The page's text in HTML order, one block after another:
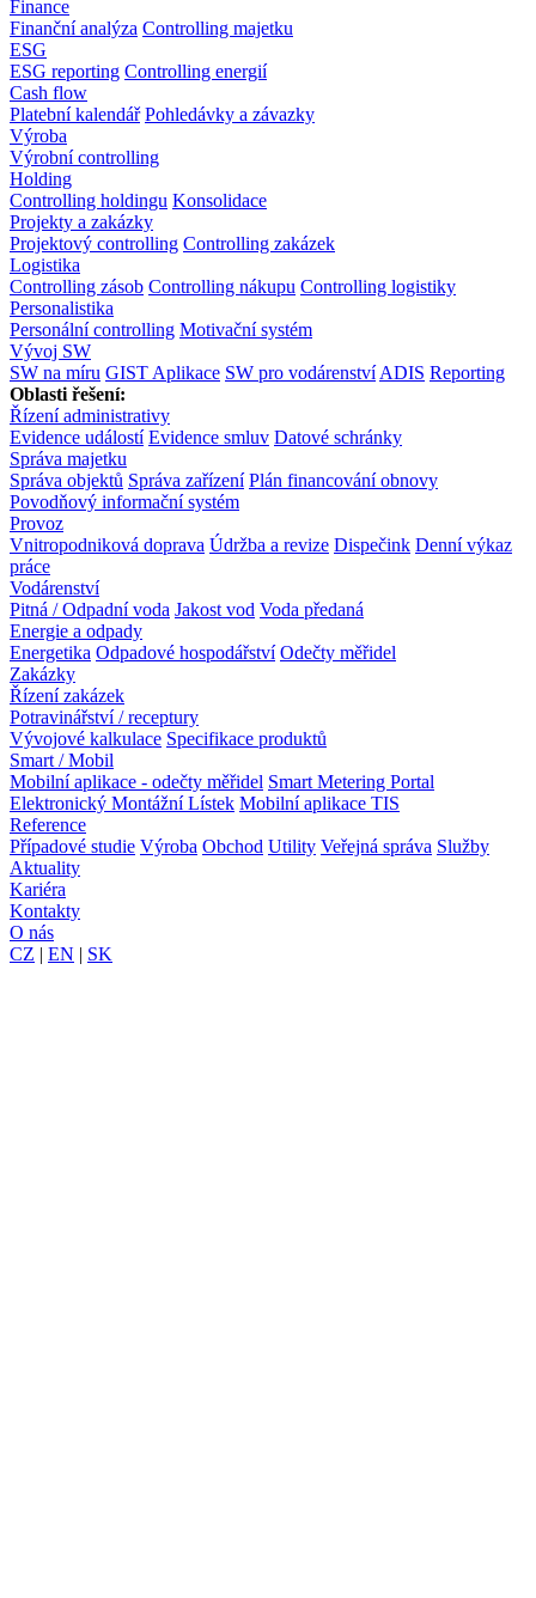
Finance
Finanční analýza Controlling majetku
ESG
ESG reporting Controlling energií
Cash flow
Platební kalendář Pohledávky a závazky
Výroba
Výrobní controlling
Holding
Controlling holdingu Konsolidace
Projekty a zakázky
Projektový controlling Controlling zakázek
Logistika
Controlling zásob Controlling nákupu Controlling logistiky
Personalistika
Personální controlling Motivační systém
Vývoj SW
SW na míru GIST Aplikace SW pro vodárenství ADIS Reporting
Oblasti řešení:
Řízení administrativy
Evidence událostí Evidence smluv Datové schránky
Správa majetku
Správa objektů Správa zařízení Plán financování obnovy
Povodňový informační systém
Provoz
Vnitropodniková doprava Údržba a revize Dispečink Denní výkaz
práce
Vodárenství
Pitná / Odpadní voda Jakost vod Voda předaná
Energie a odpady
Energetika Odpadové hospodářství Odečty měřidel
Zakázky
Řízení zakázek
Potravinářství / receptury
Vývojové kalkulace Specifikace produktů
Smart / Mobil
Mobilní aplikace - odečty měřidel Smart Metering Portal
Elektronický Montážní Lístek Mobilní aplikace TIS
Reference
Případové studie Výroba Obchod Utility Veřejná správa Služby
Aktuality
Kariéra
Kontakty
O nás
CZ | EN | SK